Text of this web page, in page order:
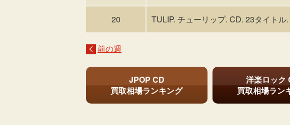
20 TULIP. チューリップ. CD. 23タイトル
前の週
JPOP CD
買取相場ランキング
洋楽ロック
買取相場ラン